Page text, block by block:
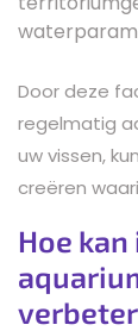
Door deze
regelmatig
uw vissen,
creëren
Hoe